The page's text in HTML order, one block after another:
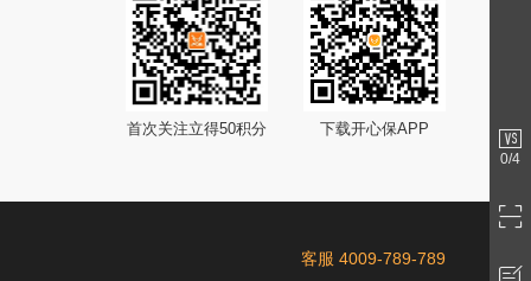
首次关注立得50积分 下载开心保APP
客服 4009-789-789
0/4